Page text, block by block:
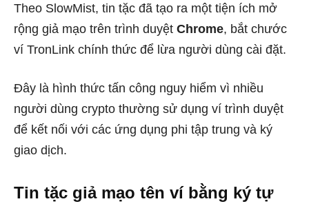
Theo SlowMist, tin tặc đã tạo ra một tiện ích mở
rộng giả mạo trên trình duyệt Chrome, bắt chước
ví TronLink chính thức để lừa người dùng cài đặt.
Đây là hình thức tấn công nguy hiểm vì nhiều
người dùng crypto thường sử dụng ví trình duyệt
để kết nối với các ứng dụng phi tập trung và ký
giao dịch.
Tin tặc giả mạo tên ví bằng ký tự